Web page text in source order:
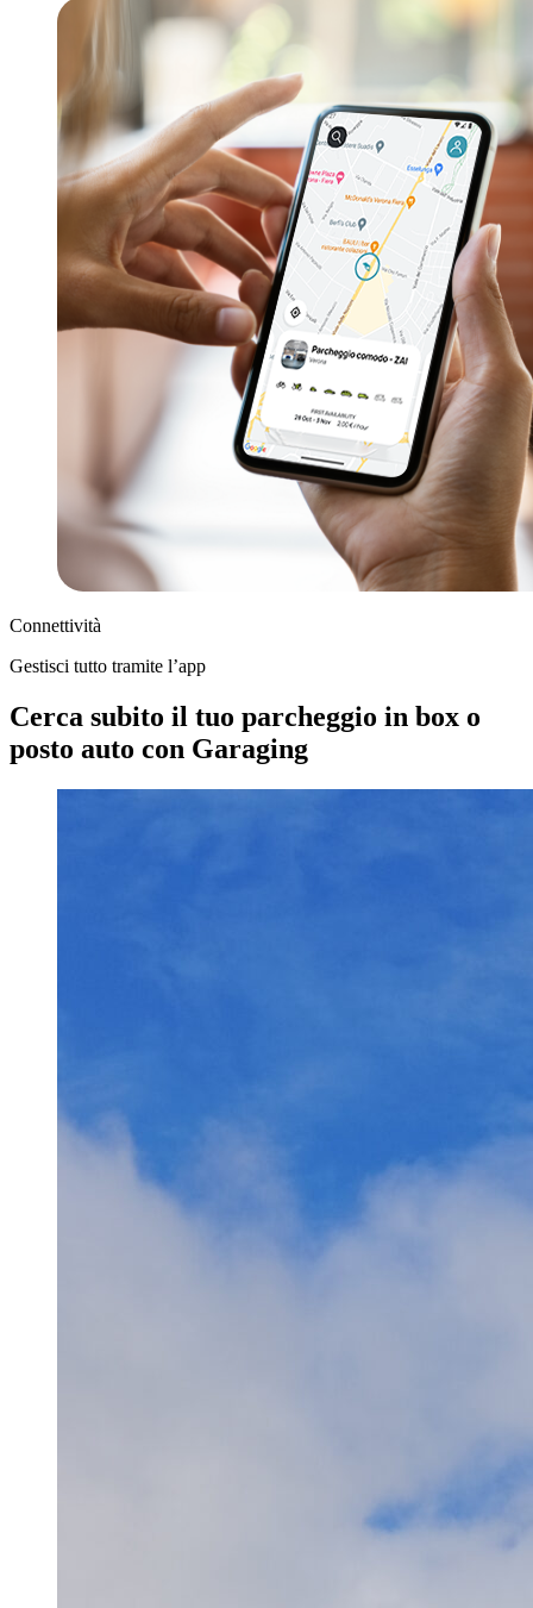
Connettività
Gestisci tutto tramite l’app
Cerca subito il tuo parcheggio in box o
posto auto con Garaging